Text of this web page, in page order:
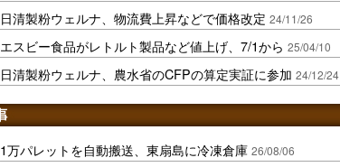
日清製粉ウェルナ、物流費上昇などで価格改定 24/11/26
エスビー食品がレトルト製品など値上げ、7/1から 25/04/10
日清製粉ウェルナ、農水省のCFPの算定実証に参加 24/12/24
1万パレットを自動搬送、東扇島に冷凍倉庫 26/08/06